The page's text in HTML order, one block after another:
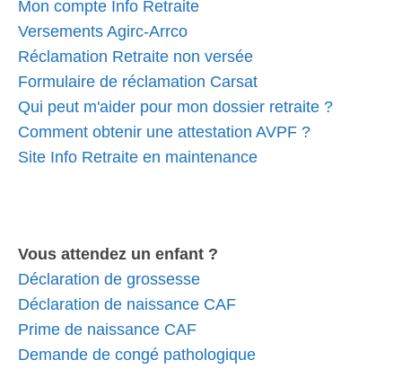
Mon compte Info Retraite
Versements Agirc-Arrco
Réclamation Retraite non versée
Formulaire de réclamation Carsat
Qui peut m'aider pour mon dossier retraite ?
Comment obtenir une attestation AVPF ?
Site Info Retraite en maintenance
Vous attendez un enfant ?
Déclaration de grossesse
Déclaration de naissance CAF
Prime de naissance CAF
Demande de congé pathologique